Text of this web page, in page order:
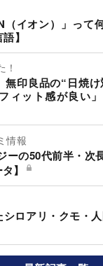
（イオン）」って
】
！
無印良品の“日焼
ィット感が良い
情報
ーの50代前半・次
】
ロアリ・クモ・